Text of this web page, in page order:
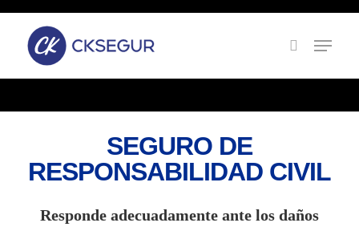
Skip
SEGURO DE
RESPONSABILIDAD CIVIL
Responde adecuadamente ante los daños